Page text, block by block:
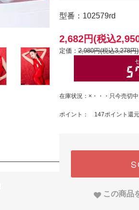
型番：102579rd
2,682円(税込
定価： 2,980円(税込3,278円)
在庫状況：×・・・只今売切中
ポイント： 147ポイント還
この商品